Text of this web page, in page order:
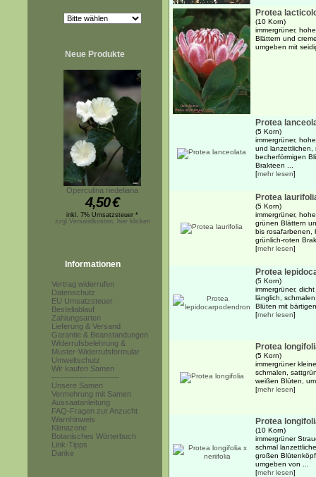
Neue Produkte
Operculina riedeliana
4,50€
inkl. 7% Umsatzsteuer *
zzgl.Versandkosten, hier klicken
Informationen
Vertrag widerrufen
Datenschutz
EU Umsatzsteuer
Bestellablauf
Zahlungsarten
Lieferung & Versand
Garantie & Beanstandungen
Widerrufsbelehrung &
Muster-Widerrufsformular
Umweltschutz
Wir kaufen Samen
------------------------
Unsere Samen
Vermehrung mit Samen
Aussaatanleitung
FAQ-Fragen zur Anzucht
Warnhinweis
Klimazone
Botanisches Wörterbuch
Link-Tipps
Danke
Protea
(10 Korn)
immergrüner,
Blättern und
umgeben mit
Protea
(5 Korn)
immergrüner,
und lanzettlichen,
becherförmigen
Brakteen ...
[mehr lesen]
Protea
(5 Korn)
immergrüner,
grünen Blättern
bis rosafarbenen,
grünlich-roten
[mehr lesen]
Protea
(5 Korn)
immergrüner,
länglich,
Blüten mit
[mehr lesen]
Protea
(5 Korn)
immergrüner
schmalen,
weißen Blüten,
[mehr lesen]
Protea
(10 Korn)
immergrüner
schmal
großen
umgeben von ...
[mehr lesen]